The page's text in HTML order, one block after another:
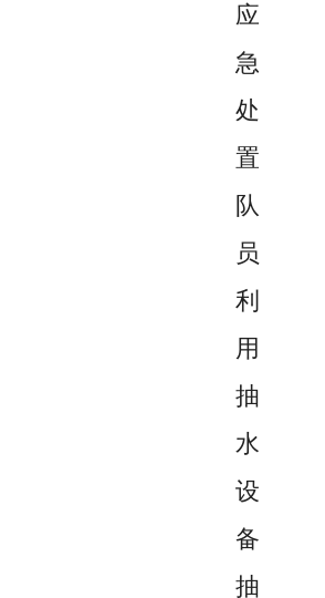
应
急
处
置
队
员
利
用
抽
水
设
备
抽